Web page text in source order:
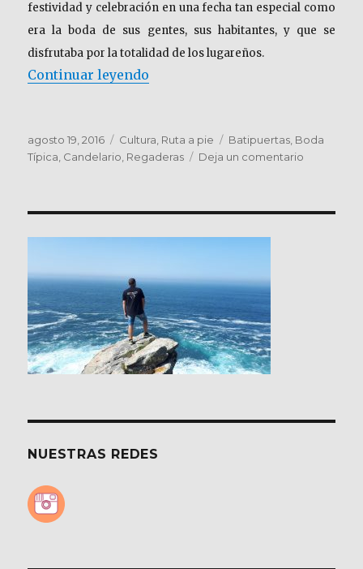
festividad y celebración en una fecha tan especial como
era la boda de sus gentes, sus habitantes, y que se
disfrutaba por la totalidad de los lugareños.
Continuar leyendo
Publicado
el
agosto 19, 2016 Categorías
Cultura, Ruta a pie Etiquetas
Batipuertas, Boda
Típica, Candelario, Regaderas Deja un comentario
NUESTRAS REDES